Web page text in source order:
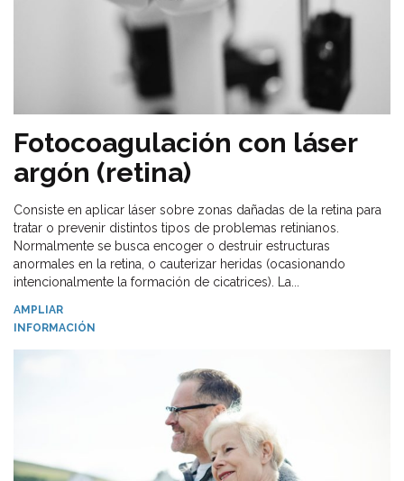
Fotocoagulación con láser
argón (retina)
Consiste en aplicar láser sobre zonas dañadas de la retina para
tratar o prevenir distintos tipos de problemas retinianos.
Normalmente se busca encoger o destruir estructuras
anormales en la retina, o cauterizar heridas (ocasionando
intencionalmente la formación de cicatrices). La...
AMPLIAR
INFORMACIÓN